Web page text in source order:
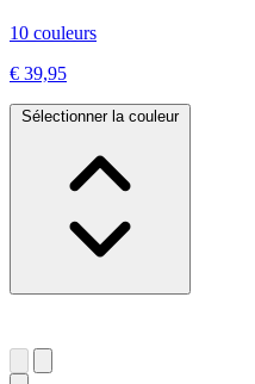
10 couleurs
€ 39,95
Sélectionner la couleur